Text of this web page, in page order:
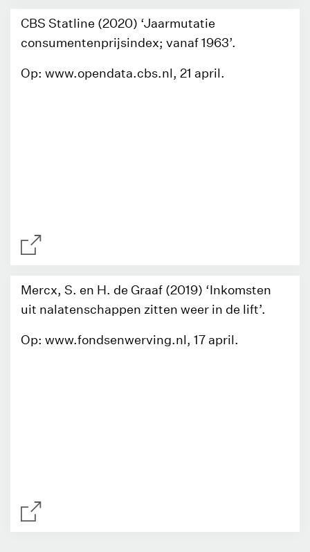
CBS Statline (2020) ‘Jaarmutatie
consumentenprijsindex; vanaf 1963’.
Op: www.opendata.cbs.nl, 21 april.
Mercx, S. en H. de Graaf (2019) ‘Inkomsten
uit nalatenschappen zitten weer in de lift’.
Op: www.fondsenwerving.nl, 17 april.